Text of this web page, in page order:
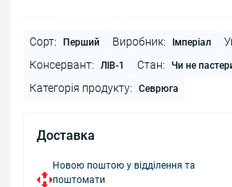
Сорт: Перший Виробник: Імперіал
Консервант: ЛІВ-1 Стан: Чи не
Категорія продукту: Севрюга
Доставка
Новою поштою у відділення та
поштомати